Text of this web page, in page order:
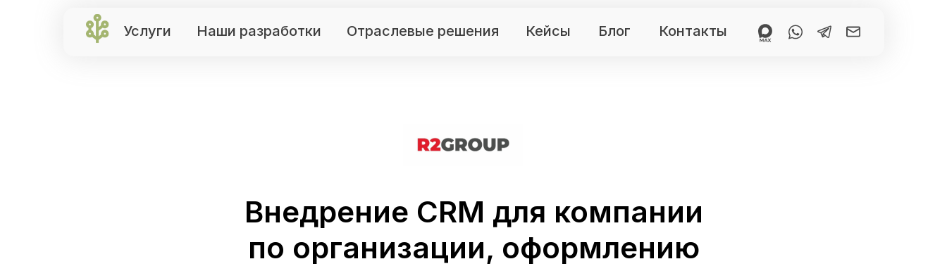
Услуги Наши разработки Отраслевые решения Кейсы Блог Контакты
Внедрение CRM для компании
по организации, оформлению